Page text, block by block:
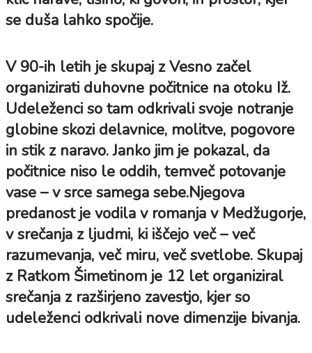
se duša lahko spočije.
V 90-ih letih je skupaj z Vesno začel
organizirati duhovne počitnice na otoku Iž.
Udeleženci so tam odkrivali svoje notranje
globine skozi delavnice, molitve, pogovore
in stik z naravo. Janko jim je pokazal, da
počitnice niso le oddih, temveč potovanje
vase – v srce samega sebe.Njegova
predanost je vodila v romanja v Medžugorje,
v srečanja z ljudmi, ki iščejo več – več
razumevanja, več miru, več svetlobe. Skupaj
z Ratkom Šimetinom je 12 let organiziral
srečanja z razširjeno zavestjo, kjer so
udeleženci odkrivali nove dimenzije bivanja.